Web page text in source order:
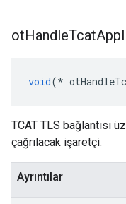
otHandleTcat
void(*
TCAT TLS bağlantısı
çağrılacak işaretçi.
Ayrıntılar